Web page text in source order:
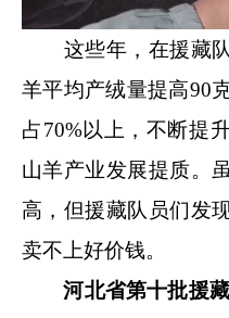
这些年，在援藏队
羊平均产绒量提高90
占70%以上，不断提
山羊产业发展提质。
高，但援藏队员们发
卖不上好价钱。
河北省第十批援